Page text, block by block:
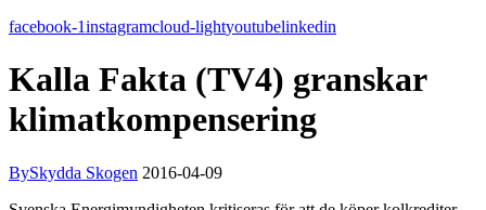
facebook-1instagramcloud-lightyoutubelinkedin
Kalla Fakta (TV4) granskar
klimatkompensering
BySkydda Skogen 2016-04-09